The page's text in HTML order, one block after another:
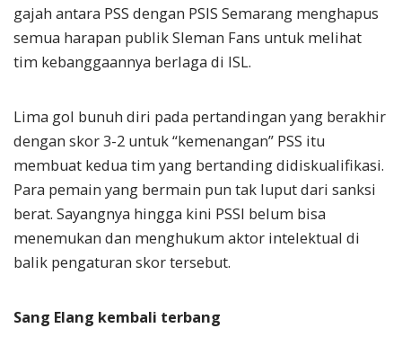
gajah antara PSS dengan PSIS Semarang menghapus
semua harapan publik Sleman Fans untuk melihat
tim kebanggaannya berlaga di ISL.
Lima gol bunuh diri pada pertandingan yang berakhir
dengan skor 3-2 untuk “kemenangan” PSS itu
membuat kedua tim yang bertanding didiskualifikasi.
Para pemain yang bermain pun tak luput dari sanksi
berat. Sayangnya hingga kini PSSI belum bisa
menemukan dan menghukum aktor intelektual di
balik pengaturan skor tersebut.
Sang Elang kembali terbang